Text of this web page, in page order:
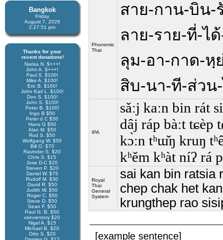
Bangkok
Friday
August 7, 2026
2:27:52 pm
Thanks for your
recent donations!
Narisa N. $+++!
John A. $+++!
Paul S. $100!
Mike A. $100!
Eric B. $100!
John Karl L. $100!
Don S. $100!
John S. $100!
Peter B. $100!
Ingo B $50
Peter d C $50
Hans G $50
Alan M. $50
Rod S. $50
Wolfgang W. $50
Bill O. $70
Ravinder S. $20
Chris S. $15
Jose D-C $20
Steven P. $20
Daniel W. $75
Rudolf M. $30
David R. $50
Judith W. $50
Roger C. $50
Steve D. $50
Sean F. $50
Paul G. B. $50
xsinventory $20
Nigel A. $15
Michael B. $20
Otto S. $20
Phonemic
Thai
สาย-กาน-บิน-
ลาย-ราย-ที่-ไ
ลุม-อา-กาด-หฺ
สิบ-นา-ที-ส่วน
IPA
sǎːj kaːn bin rát
dâj ráp bàːt tɕèp
kɔ̀ːn tʰɯ̌ŋ kruŋ
kʰěm kʰàt níʔ rá
Royal
Thai
General
System
sai kan bin ratsia
chep chak het
krungthep rao
[example sentence]